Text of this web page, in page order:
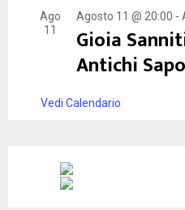
Ago
11
Agosto 11 @ 20:00 -
Gioia
Antichi
Vedi Calendario